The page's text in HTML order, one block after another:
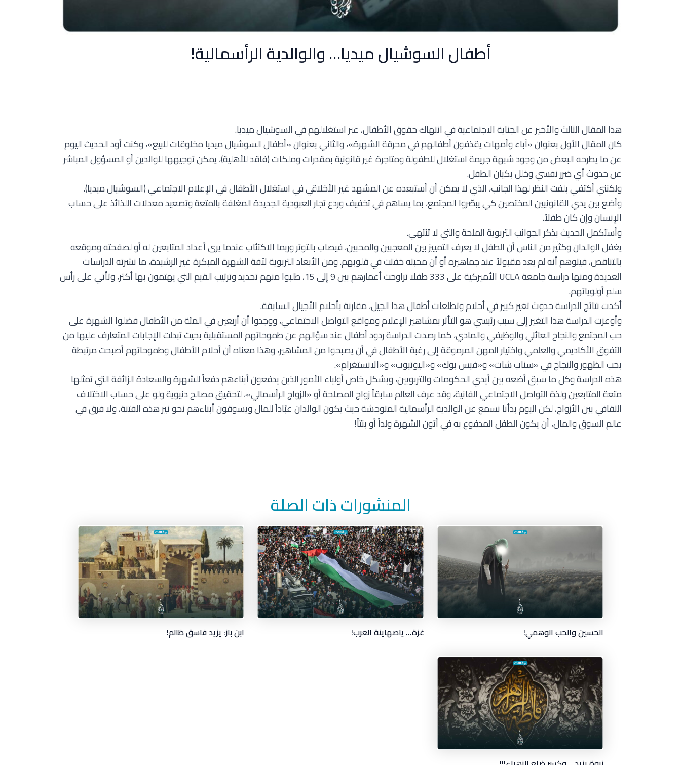
أطفال السوشيال ميديا… والوالدية الرأسمالية!
هذا المقال الثالث والأخير عن الجناية الاجتماعية في انتهاك حقوق الأطفال، عبر استغلالهم في السوشيال ميديا.
كان المقال الأول بعنوان «آباء وأمهات يقذفون أطفالهم في محرقة الشهرة»، والثاني بعنوان «أطفال السوشيال ميديا مخلوقات للبيع»، وكنت أود الحديث اليوم
عن ما يطرحه البعض من وجود شبهة جريمة استغلال للطفولة ومتاجرة غير قانونية بمقدرات وملكات (فاقد للأهلية)، يمكن توجيهها للوالدين أو المسؤول المباشر
عن حدوث أي ضرر نفسي وخلل بكيان الطفل.
ولكنني أكتفي بلفت النظر لهذا الجانب، الذي لا يمكن أن أستبعده عن المشهد غير الأخلاقي في استغلال الأطفال في الإعلام الاجتماعي (السوشيال ميديا).
وأضع بين يدي القانونيين المختصين كي يبصّروا المجتمع، بما يساهم في تخفيف وردع تجار العبودية الجديدة المغلفة بالمتعة وتصعيد معدلات اللذائذ على حساب
الإنسان وإن كان طفلاً.
وأستكمل الحديث بذكر الجوانب التربوية الملحة والتي لا تنتهي.
يغفل الوالدان وكثير من الناس أن الطفل لا يعرف التمييز بين المعجبين والمحبين، فيصاب بالتوتر وربما الاكتئاب عندما يرى أعداد المتابعين له أو لصفحته وموقعه
بالتناقص، فيتوهم أنه لم يعد مقبولاً عند جماهيره أو أن محبته خفتت في قلوبهم. ومن الأبعاد التربوية لآفة الشهرة المبكرة غير الرشيدة، ما نشرته الدراسات
العديدة ومنها دراسة جامعة UCLA الأميركية على 333 طفلا تراوحت أعمارهم بين 9 إلى 15، طلبوا منهم تحديد وترتيب القيم التي يهتمون بها أكثر، وتأتي على رأس
سلم أولوياتهم.
أكدت نتائج الدراسة حدوث تغير كبير في أحلام وتطلعات أطفال هذا الجيل، مقارنة بأحلام الأجيال السابقة.
وأوعزت الدراسة هذا التغير إلى سبب رئيسي هو التأثر بمشاهير الإعلام ومواقع التواصل الاجتماعي، ووجدوا أن أربعين في المئة من الأطفال فضلوا الشهرة على
حب المجتمع والنجاح العائلي والوظيفي والمادي، كما رصدت الدراسة ردود أطفال عند سؤالهم عن طموحاتهم المستقبلية بحيث تبدلت الإجابات المتعارف عليها من
التفوق الأكاديمي والعلمي واختيار المهن المرموقة إلى رغبة الأطفال في أن يصبحوا من المشاهير، وهذا معناه أن أحلام الأطفال وطموحاتهم أصبحت مرتبطة
بحب الظهور والنجاح في «سناب شات» و«فيس بوك» و«اليوتيوب» و«الانستغرام».
هذه الدراسة وكل ما سبق أضعه بين أيدي الحكومات والتربويين، وبشكل خاص أولياء الأمور الذين يدفعون أبناءهم دفعاً للشهرة والسعادة الزائفة التي تمثلها
متعة المتابعين ولذة التواصل الاجتماعي الفانية، وقد عرف العالم سابقاً زواج المصلحة أو «الزواج الرأسمالي»، لتحقيق مصالح دنيوية ولو على حساب الاختلاف
الثقافي بين الأزواج، لكن اليوم بدأنا نسمع عن الوالدية الرأسمالية المتوحشة حيث يكون الوالدان عبّاداً للمال ويسوقون أبناءهم نحو نير هذه الفتنة، ولا فرق في
عالم السوق والمال، أن يكون الطفل المدفوع به في أتون الشهرة ولداً أو بنتاً!
المنشورات ذات الصلة
الحسين والحب الوهمي! غزة… ياصهاينة العرب! ابن باز: يزيد فاسق ظالم!